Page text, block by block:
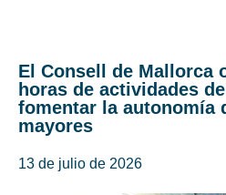
El Consell de Mallorca
horas de actividades
fomentar la autonomía
mayores
13 de julio de 2026